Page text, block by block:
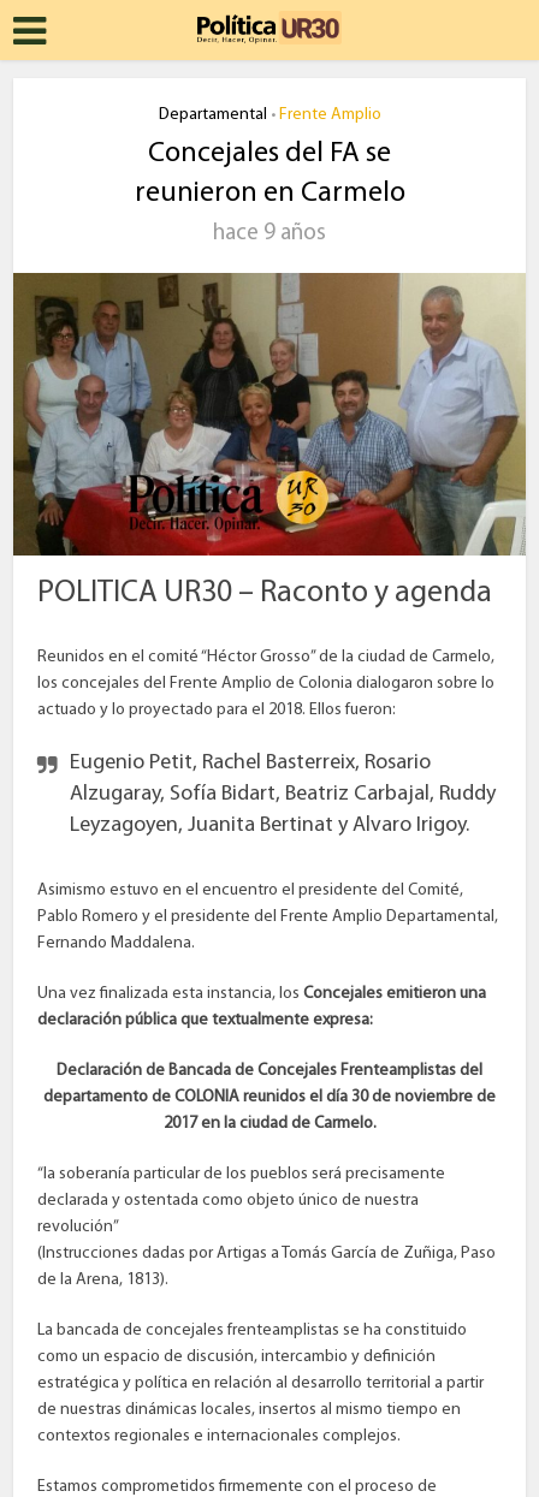
Departamental • Frente Amplio
Concejales del FA se
reunieron en Carmelo
hace 9 años
POLITICA UR30 – Raconto y agenda
Reunidos en el comité “Héctor Grosso” de la ciudad de Carmelo,
los concejales del Frente Amplio de Colonia dialogaron sobre lo
actuado y lo proyectado para el 2018. Ellos fueron:
Eugenio Petit, Rachel Basterreix, Rosario
Alzugaray, Sofía Bidart, Beatriz Carbajal, Ruddy
Leyzagoyen, Juanita Bertinat y Alvaro Irigoy.
Asimismo estuvo en el encuentro el presidente del Comité,
Pablo Romero y el presidente del Frente Amplio Departamental,
Fernando Maddalena.
Una vez finalizada esta instancia, losConcejales emitieron una
declaración pública que textualmente expresa:
Declaración de Bancada de Concejales Frenteamplistas del
departamento de COLONIA reunidos el día 30 de noviembre de
2017 en la ciudad de Carmelo.
“la soberanía particular de los pueblos será precisamente
declarada y ostentada como objeto único de nuestra
revolución”
(Instrucciones dadas por Artigas a Tomás García de Zuñiga, Paso
de la Arena, 1813).
La bancada de concejales frenteamplistas se ha constituido
como un espacio de discusión, intercambio y definición
estratégica y política en relación al desarrollo territorial a partir
de nuestras dinámicas locales, insertos al mismo tiempo en
contextos regionales e internacionales complejos.
Estamos comprometidos firmemente con el proceso de